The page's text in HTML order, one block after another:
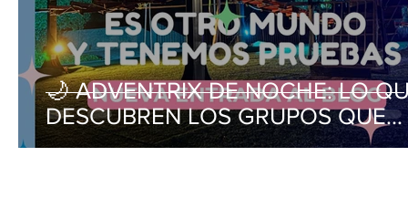
🌙 ADVENTRIX DE NOCHE: LO
DESCUBREN LOS GRUPOS QUE
DUERMEN AQUÍ